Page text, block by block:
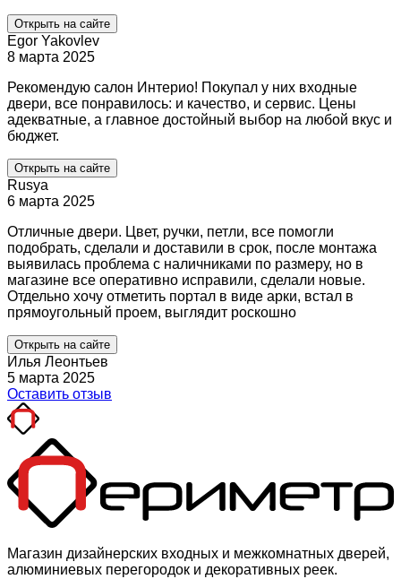
Открыть на сайте
Egor Yakovlev
8 марта 2025
Рекомендую салон Интерио! Покупал у них входные
двери, все понравилось: и качество, и сервис. Цены
адекватные, а главное достойный выбор на любой вкус и
бюджет.
Открыть на сайте
Rusya
6 марта 2025
Отличные двери. Цвет, ручки, петли, все помогли
подобрать, сделали и доставили в срок, после монтажа
выявилась проблема с наличниками по размеру, но в
магазине все оперативно исправили, сделали новые.
Отдельно хочу отметить портал в виде арки, встал в
прямоугольный проем, выглядит роскошно
Открыть на сайте
Илья Леонтьев
5 марта 2025
Оставить отзыв
Магазин дизайнерских входных и межкомнатных дверей,
алюминиевых перегородок и декоративных реек.